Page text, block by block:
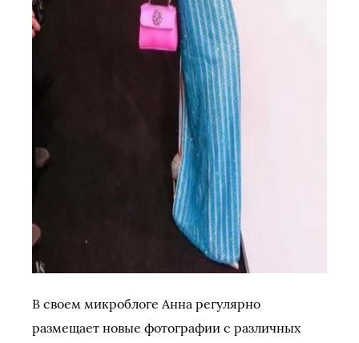
В своем микроблоге Анна регулярно
размещает новые фотографии с различных